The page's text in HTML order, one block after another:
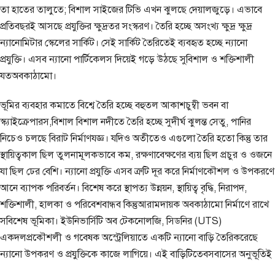
তা হাতের তালুতে; বিশাল সাইজের টিভি এখন ঝুলছে দেয়ালজুড়ে। এভাবে
প্রতিবছরই আসছে প্রযুক্তির ক্ষুদ্রতর সংস্করণ। তৈরি হচ্ছে অসংখ্য ক্ষুদ্র ক্ষুদ্র
ন্যানোমিটার স্কেলের সার্কিট। সেই সার্কিট তৈরিতেই ব্যবহৃত হচ্ছে ন্যানো
প্রযুক্তি। এসব ন্যানো পার্টিকেলস দিয়েই গড়ে উঠছে সুবিশাল ও শক্তিশালী
যতঅবকাঠামো।
ভূমির ব্যবহার কমাতে বিশ্বে তৈরি হচ্ছে বহুতল আকাশচুম্বী ভবন বা
স্ক্যাইক্রেপারস,বিশাল বিশাল নদীতে তৈরি হচ্ছে সুদীর্ঘ ঝুলন্ত সেতু, পানির
নিচেও চলছে বিরাট নির্মাণযজ্ঞ। যদিও অতীতেও এগুলো তৈরি হতো কিন্তু তার
স্থায়িত্বকাল ছিল তুলনামূলকভাবে কম, রক্ষণাবেক্ষণের ব্যয় ছিল প্রচুর ও ওজনে
যা ছিল ঢের বেশি। ন্যানো প্রযুক্তি এসব ত্রুটি দূর করে নির্মাণকৌশল ও উপকরণে
আনে ব্যাপক পরিবর্তন। বিশেষ করে স্থাপত্য উন্নয়ন, স্থায়িত্ব বৃদ্ধি, নিরাপদ,
শক্তিশালী, হালকা ও পরিবেশবান্ধব কিন্তুআরামদায়ক অবকাঠামো নির্মাণে রাখে
সবিশেষ ভূমিকা। ইউনিভার্সিটি অব টেকনোলজি, সিডনির (UTS)
একদলপ্রকৌশলী ও গবেষক অস্ট্রেলিয়াতে একটি ন্যানো বাড়ি তৈরিকরেছে
ন্যানো উপকরণ ও প্রযুক্তিকে কাজে লাগিয়ে। এই বাড়িটিতেবসবাসের অনুভূতিই